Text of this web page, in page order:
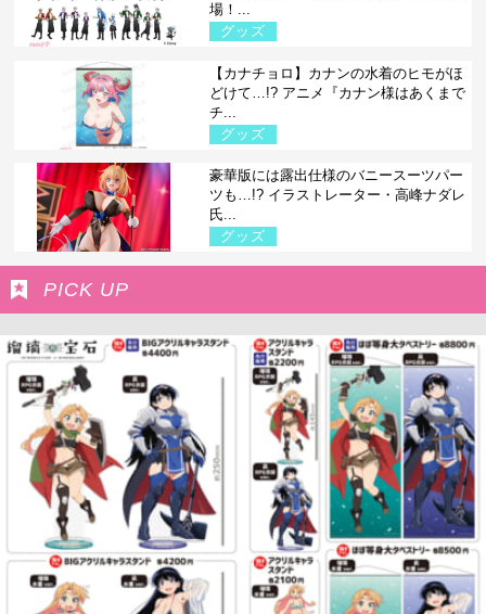
場！...
グッズ
【カナチョロ】カナンの水着のヒモがほ
どけて…!? アニメ『カナン様はあくまで
チ...
グッズ
豪華版には露出仕様のバニースーツパー
ツも…!? イラストレーター・高峰ナダレ
氏...
グッズ
PICK UP